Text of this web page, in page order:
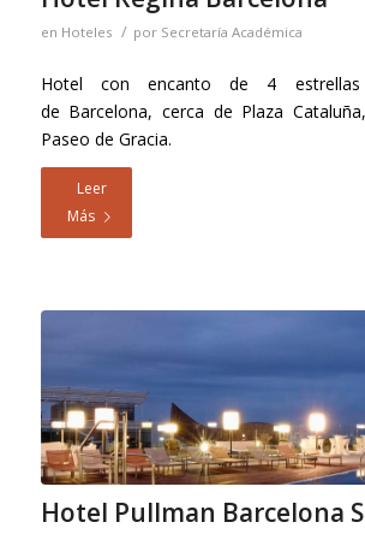
en Hoteles / por Secretaría Académica
Hotel con encanto de 4
de Barcelona, cerca de Plaza
Paseo de Gracia.
Leer
Más
Hotel Pullman Barcelona